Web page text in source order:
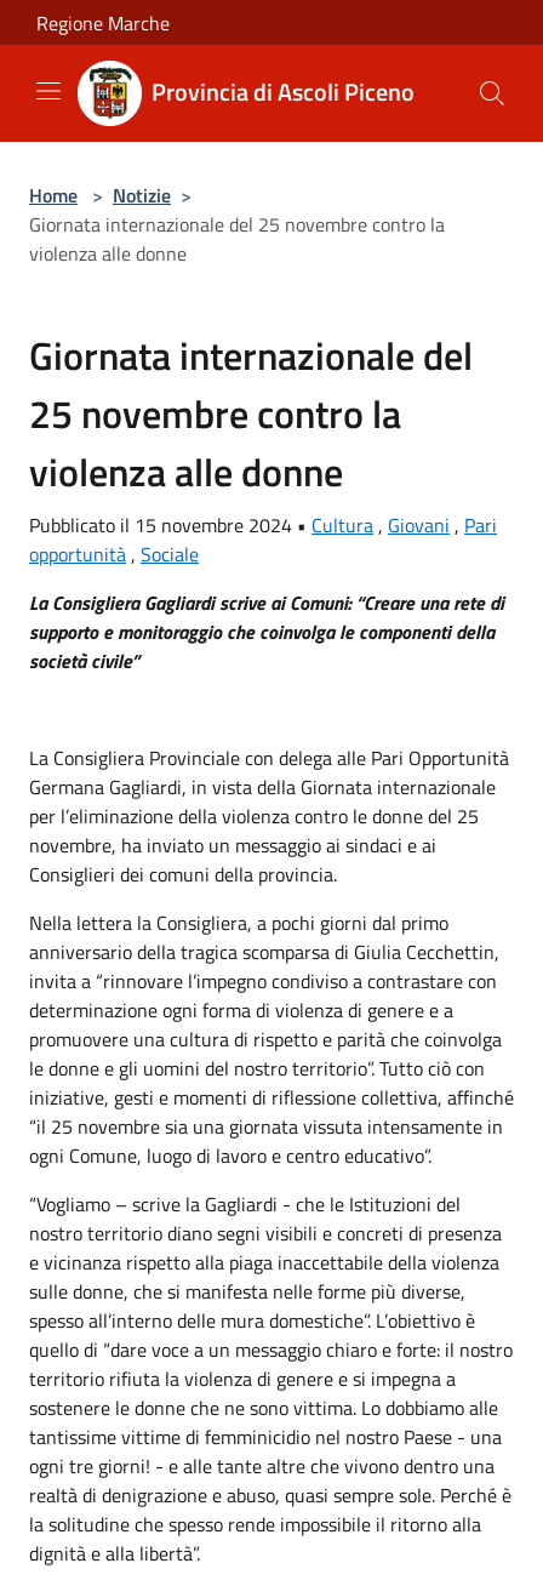
Salta al contenuto principale
Regione Marche
Provincia di Ascoli Piceno
Home > Notizie >
Giornata internazionale del 25 novembre contro la
violenza alle donne
Giornata internazionale del
25 novembre contro la
violenza alle donne
Pubblicato il 15 novembre 2024 • Cultura, Giovani , Pari
opportunità, Sociale
La Consigliera Gagliardi scrive ai Comuni: “Creare una rete di
supporto e monitoraggio che coinvolga le componenti della
società civile”
La Consigliera Provinciale con delega alle Pari Opportunità
Germana Gagliardi, in vista della Giornata internazionale
per l’eliminazione della violenza contro le donne del 25
novembre, ha inviato un messaggio ai sindaci e ai
Consiglieri dei comuni della provincia.
Nella lettera la Consigliera, a pochi giorni dal primo
anniversario della tragica scomparsa di Giulia Cecchettin,
invita a “rinnovare l’impegno condiviso a contrastare con
determinazione ogni forma di violenza di genere e a
promuovere una cultura di rispetto e parità che coinvolga
le donne e gli uomini del nostro territorio”. Tutto ciò con
iniziative, gesti e momenti di riflessione collettiva, affinché
“il 25 novembre sia una giornata vissuta intensamente in
ogni Comune, luogo di lavoro e centro educativo”.
“Vogliamo – scrive la Gagliardi - che le Istituzioni del
nostro territorio diano segni visibili e concreti di presenza
e vicinanza rispetto alla piaga inaccettabile della violenza
sulle donne, che si manifesta nelle forme più diverse,
spesso all’interno delle mura domestiche”. L’obiettivo è
quello di “dare voce a un messaggio chiaro e forte: il nostro
territorio rifiuta la violenza di genere e si impegna a
sostenere le donne che ne sono vittima. Lo dobbiamo alle
tantissime vittime di femminicidio nel nostro Paese - una
ogni tre giorni! - e alle tante altre che vivono dentro una
realtà di denigrazione e abuso, quasi sempre sole. Perché è
la solitudine che spesso rende impossibile il ritorno alla
dignità e alla libertà”.